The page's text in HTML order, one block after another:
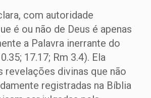
com autoridade
é ou não de Deus é apenas
a Palavra inerrante do
17.17; Rm 3.4). Ela
revelações divinas que não
registradas na Bíblia